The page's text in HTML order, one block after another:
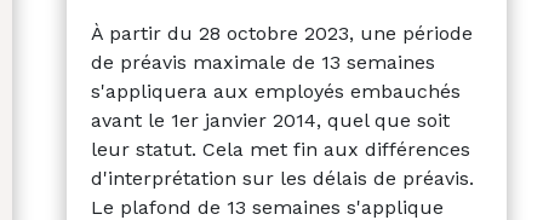
À partir du 28 octobre 2023, une période
de préavis maximale de 13 semaines
s'appliquera aux employés embauchés
avant le 1er janvier 2014, quel que soit
leur statut. Cela met fin aux différences
d'interprétation sur les délais de préavis.
Le plafond de 13 semaines s'applique